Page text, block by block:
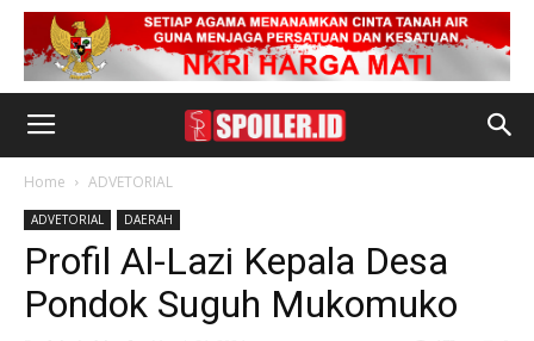
Home ADVETORIAL
ADVETORIAL DAERAH
Profil Al-Lazi Kepala Desa
Pondok Suguh Mukomuko